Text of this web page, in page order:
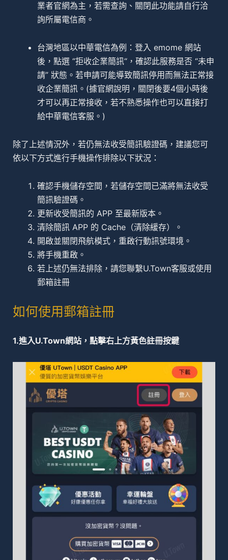
業者官網為主，若需查詢、關閉此功能請自行洽
詢所屬電信商。
台灣地區以中華電信為例：登入 emome 網站
後，點選 “拒收企業簡訊“，確認此服務是否 “未申
請” 狀態。若申請可能導致簡訊停用而無法正常接
收企業簡訊。(據官網說明，關閉後要4個小時後
才可以再正常接收，若不熟悉操作也可以直接打
給中華電信客服。)
除了上述情況外，若仍無法收受簡訊驗證碼，建議您可
依以下方式進行手機操作排除以下狀況：
確認手機儲存空間，若儲存空間已滿將無法收受
簡訊驗證碼。
更新收受簡訊的 APP 至最新版本。
清除簡訊 APP 的 Cache（清除緩存）。
開啟並關閉飛航模式，重啟行動訊號環境。
將手機重啟。
若上述仍無法排除，請您聯繫U.Town客服或使用
郵箱註冊
如何使用郵箱註冊
1.進入U.Town網站，點擊右上方黃色註冊按鍵